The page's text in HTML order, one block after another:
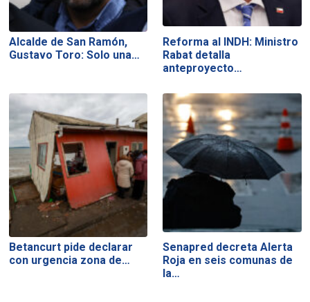
Alcalde de San Ramón,
Gustavo Toro: Solo una…
Reforma al INDH: Ministro
Rabat detalla
anteproyecto…
Betancurt pide declarar
con urgencia zona de…
Senapred decreta Alerta
Roja en seis comunas de
la…